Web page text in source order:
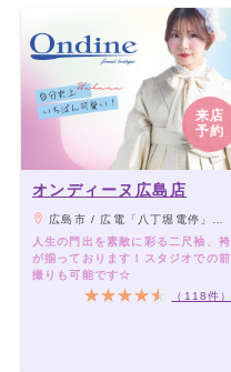
来店
予約
オンディーヌ広島店
広島市 / 広電「八丁堀電停」から徒歩5分
人生の門出を素敵に彩る二尺袖、袴
が揃っております！スタジオでの前
撮りも可能です☆
（118件）